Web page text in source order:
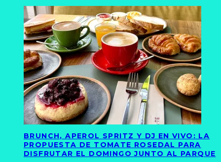
BRUNCH, APEROL SPRITZ Y DJ EN VIVO: LA
PROPUESTA DE TOMATE ROSEDAL PARA
DISFRUTAR EL DOMINGO JUNTO AL PARQUE